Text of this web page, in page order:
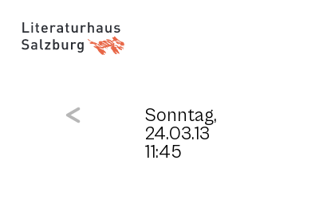
Sonntag,
24.03.13
11:45